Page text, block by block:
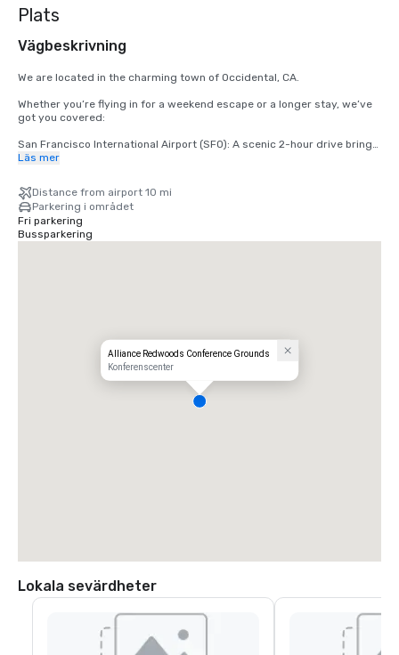
Plats
Vägbeskrivning
We are located in the charming town of Occidental, CA.
Whether you’re flying in for a weekend escape or a longer stay, we’ve
got you covered:
San Francisco International Airport (SFO): A scenic 2-hour drive brings
you from arrival to relaxation.
Santa Rosa’s Charles M. Schulz – Sonoma County Airport (STS): Only
35 minutes from our doorstep — the fastest route to your rustic
retreat.
Läs mer
Distance from airport 10 mi
Parkering i området
Fri parkering
Bussparkering
Alliance Redwoods Conference Grounds
Konferenscenter
Lokala sevärdheter